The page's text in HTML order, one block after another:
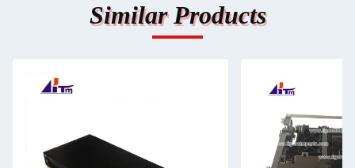
Similar Products